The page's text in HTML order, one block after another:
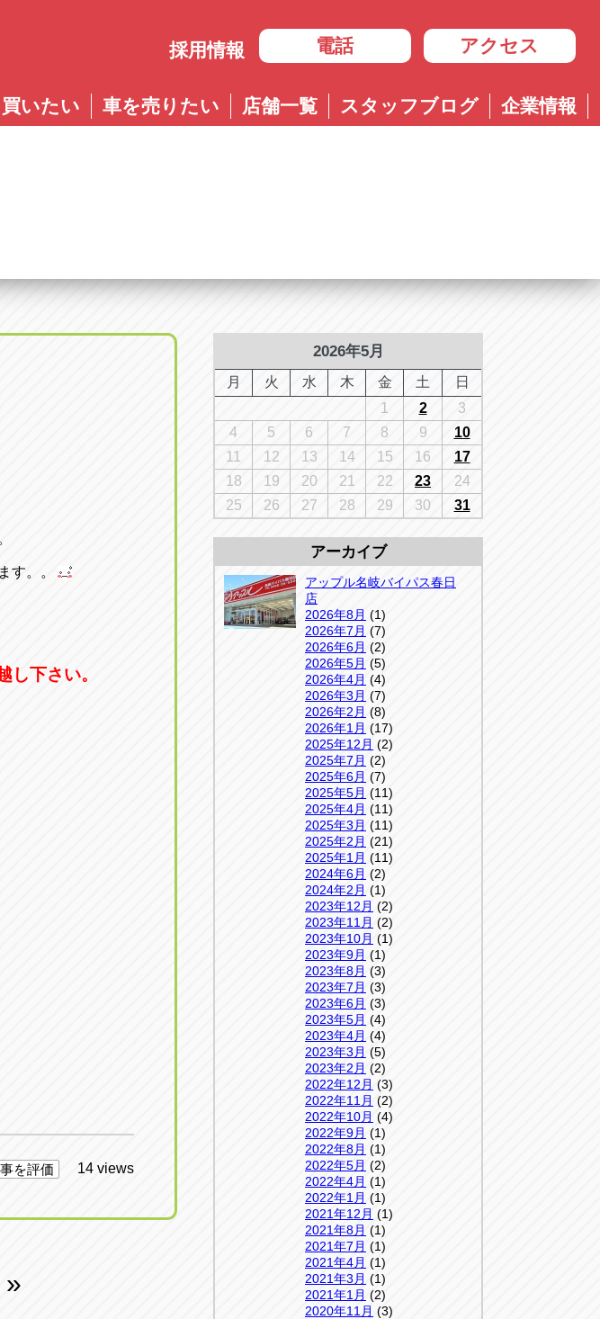
採用情報 電話
岐阜
058-379-0525
アップル大垣IC南店
0584-87-0200
千葉
アップルかしわ沼南店
04-7190-1500
アクセス
岐阜
アップル恵那店
アップル各務原店
岐阜県各務原市各務おがせ町9-206-1
いたい 車を売りたい 店舗一覧 スタッフブログ 企業情報
す。。
下さい。
を評価 14 views
»
2026年5月
月 火 水 木 金 土
日
1
2
3
4
5 6 7 8 9
10
11
12 13 14 15 16
17
18
19 20 21 22 23
24
25
26 27 28 29 30 31
アーカイブ
アップル名岐バイパス春日
店
2026年8月 (1)
2026年7月 (7)
2026年6月 (2)
2026年5月 (5)
2026年4月 (4)
2026年3月 (7)
2026年2月 (8)
2026年1月 (17)
2025年12月 (2)
2025年7月 (2)
2025年6月 (7)
2025年5月 (11)
2025年4月 (11)
2025年3月 (11)
2025年2月 (21)
2025年1月 (11)
2024年6月 (2)
2024年2月 (1)
2023年12月 (2)
2023年11月 (2)
2023年10月 (1)
2023年9月 (1)
2023年8月 (3)
2023年7月 (3)
2023年6月 (3)
2023年5月 (4)
2023年4月 (4)
2023年3月 (5)
2023年2月 (2)
2022年12月 (3)
2022年11月 (2)
2022年10月 (4)
2022年9月 (1)
2022年8月 (1)
2022年5月 (2)
2022年4月 (1)
2022年1月 (1)
2021年12月 (1)
2021年8月 (1)
2021年7月 (1)
2021年4月 (1)
2021年3月 (1)
2021年1月 (2)
2020年11月 (3)